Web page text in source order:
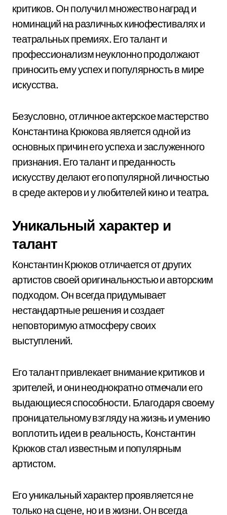
критиков. Он получил множество наград и
номинаций на различных кинофестивалях и
театральных премиях. Его талант и
профессионализм неуклонно продолжают
приносить ему успех и популярность в мире
искусства.
Безусловно, отличное актерское мастерство
Константина Крюкова является одной из
основных причин его успеха и заслуженного
признания. Его талант и преданность
искусству делают его популярной личностью
в среде актеров и у любителей кино и театра.
Уникальный характер и
талант
Константин Крюков отличается от других
артистов своей оригинальностью и авторским
подходом. Он всегда придумывает
нестандартные решения и создает
неповторимую атмосферу своих
выступлений.
Его талант привлекает внимание критиков и
зрителей, и они неоднократно отмечали его
выдающиеся способности. Благодаря своему
проницательному взгляду на жизнь и умению
воплотить идеи в реальность, Константин
Крюков стал известным и популярным
артистом.
Его уникальный характер проявляется не
только на сцене, но и в жизни. Он всегда